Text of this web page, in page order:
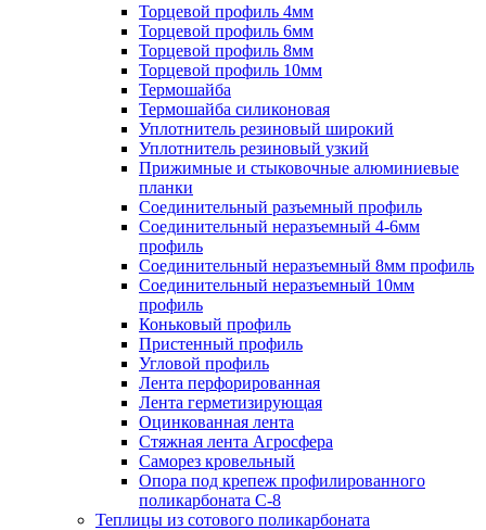
Торцевой профиль 4мм
Торцевой профиль 6мм
Торцевой профиль 8мм
Торцевой профиль 10мм
Термошайба
Термошайба силиконовая
Уплотнитель резиновый широкий
Уплотнитель резиновый узкий
Прижимные и стыковочные алюминиевые
планки
Соединительный разъемный профиль
Соединительный неразъемный 4-6мм
профиль
Соединительный неразъемный 8мм профиль
Соединительный неразъемный 10мм
профиль
Коньковый профиль
Пристенный профиль
Угловой профиль
Лента перфорированная
Лента герметизирующая
Оцинкованная лента
Стяжная лента Агросфера
Саморез кровельный
Опора под крепеж профилированного
поликарбоната С-8
Теплицы из сотового поликарбоната